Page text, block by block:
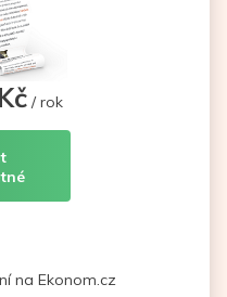
/ rok
na Ekonom.cz